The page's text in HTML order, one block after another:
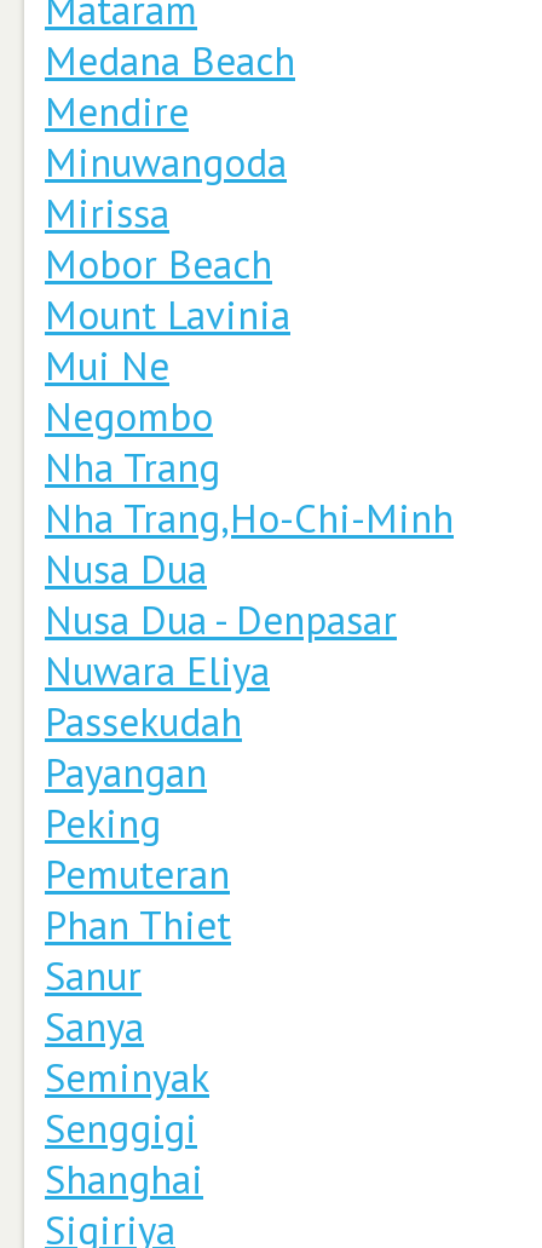
Medana Beach
Mendire
Minuwangoda
Mirissa
Mobor Beach
Mount Lavinia
Mui Ne
Negombo
Nha Trang
Nha Trang,Ho-Chi-Minh
Nusa Dua
Nusa Dua - Denpasar
Nuwara Eliya
Passekudah
Payangan
Peking
Pemuteran
Phan Thiet
Sanur
Sanya
Seminyak
Senggigi
Shanghai
Sigiriya